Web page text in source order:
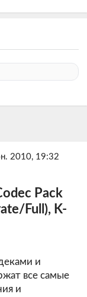
2010, 19:32
Pack
Full), K-
и
все самые
и